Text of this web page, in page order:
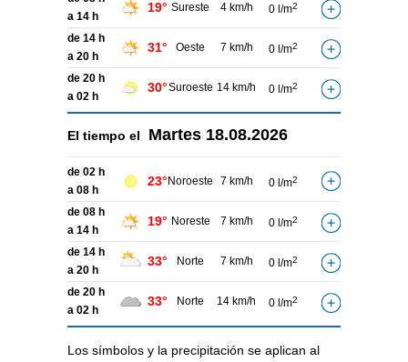
a 14 h
19° Sureste 4 km/h 0 l/m2
de 14 h
a 20 h
31° Oeste 7 km/h 0 l/m2
de 20 h
a 02 h
30°Suroeste 14 km/h 0 l/m2
El tiempo el Martes 18.08.2026
de 02 h
a 08 h
23° Noroeste 7 km/h 0 l/m2
de 08 h
a 14 h
19° Noreste 7 km/h 0 l/m2
de 14 h
a 20 h
33° Norte 7 km/h 0 l/m2
de 20 h
a 02 h
33° Norte 14 km/h 0 l/m2
Los símbolos y la precipitación se aplican al